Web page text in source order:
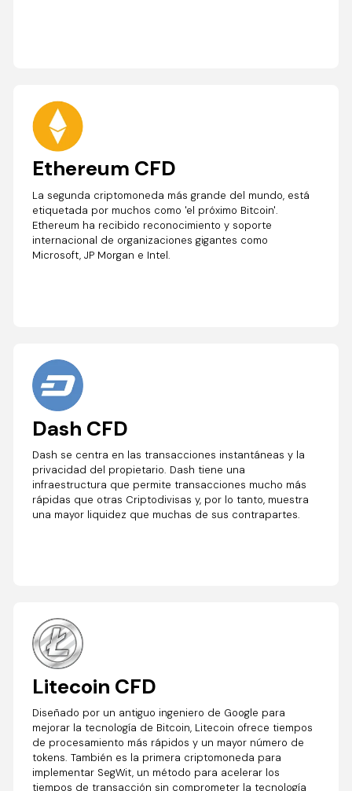
Ethereum CFD
La segunda criptomoneda más grande del mundo, está
etiquetada por muchos como 'el próximo Bitcoin'.
Ethereum ha recibido reconocimiento y soporte
internacional de organizaciones gigantes como
Microsoft, JP Morgan e Intel.
Dash CFD
Dash se centra en las transacciones instantáneas y la
privacidad del propietario. Dash tiene una
infraestructura que permite transacciones mucho más
rápidas que otras Criptodivisas y, por lo tanto, muestra
una mayor liquidez que muchas de sus contrapartes.
Litecoin CFD
Diseñado por un antiguo ingeniero de Google para
mejorar la tecnología de Bitcoin, Litecoin ofrece tiempos
de procesamiento más rápidos y un mayor número de
tokens. También es la primera criptomoneda para
implementar SegWit, un método para acelerar los
tiempos de transacción sin comprometer la tecnología